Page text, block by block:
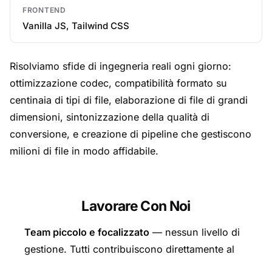
FRONTEND
Vanilla JS, Tailwind CSS
Risolviamo sfide di ingegneria reali ogni giorno:
ottimizzazione codec, compatibilità formato su
centinaia di tipi di file, elaborazione di file di grandi
dimensioni, sintonizzazione della qualità di
conversione, e creazione di pipeline che gestiscono
milioni di file in modo affidabile.
Lavorare Con Noi
Team piccolo e focalizzato — nessun livello di
gestione. Tutti contribuiscono direttamente al